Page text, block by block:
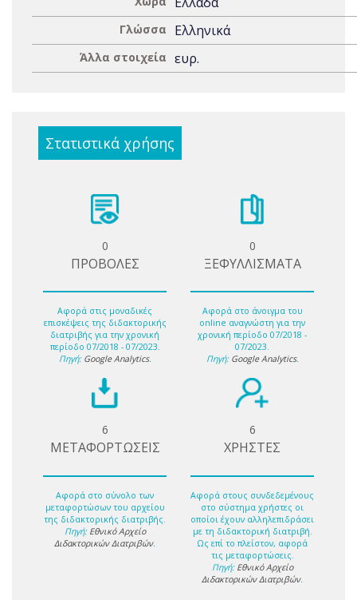
Γλώσσα Ελληνικά
Άλλα στοιχεία ευρ.
Στατιστικά χρήσης
0
ΠΡΟΒΟΛΕΣ
Αφορά στις μοναδικές
επισκέψεις της διδακτορικής
διατριβής για την χρονική
περίοδο 07/2018 - 07/2023.
Πηγή: Google Analytics.
0
ΞΕΦΥΛΛΙΣΜΑΤΑ
Αφορά στο άνοιγμα του
online αναγνώστη για την
χρονική περίοδο 07/2018 -
07/2023.
Πηγή: Google Analytics.
6
ΜΕΤΑΦΟΡΤΩΣΕΙΣ
Αφορά στο σύνολο των
μεταφορτώσων του αρχείου
της διδακτορικής διατριβής.
Πηγή: Εθνικό Αρχείο
Διδακτορικών Διατριβών.
6
ΧΡΗΣΤΕΣ
Αφορά στους συνδεδεμένους
στο σύστημα χρήστες οι
οποίοι έχουν αλληλεπιδράσει
με τη διδακτορική διατριβή.
Ως επί το πλείστον, αφορά
τις μεταφορτώσεις.
Πηγή: Εθνικό Αρχείο
Διδακτορικών Διατριβών.